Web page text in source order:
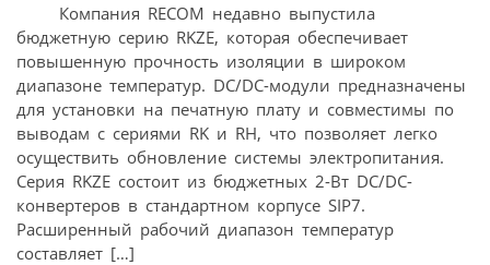
Компания RECOM недавно выпустила
бюджетную серию RKZE, которая обеспечивает
повышенную прочность изоляции в широком
диапазоне температур. DC/DC-модули предназначены
для установки на печатную плату и совместимы по
выводам с сериями RK и RH, что позволяет легко
осуществить обновление системы электропитания.
Серия RKZE состоит из бюджетных 2-Вт DC/DC-
конвертеров в стандартном корпусе SIP7.
Расширенный рабочий диапазон температур
составляет […]